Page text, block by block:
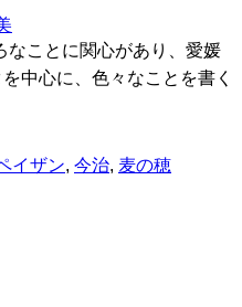
なことに関心があり、愛媛
中心に、色々なことを書く
イザン, 今治, 麦の穂